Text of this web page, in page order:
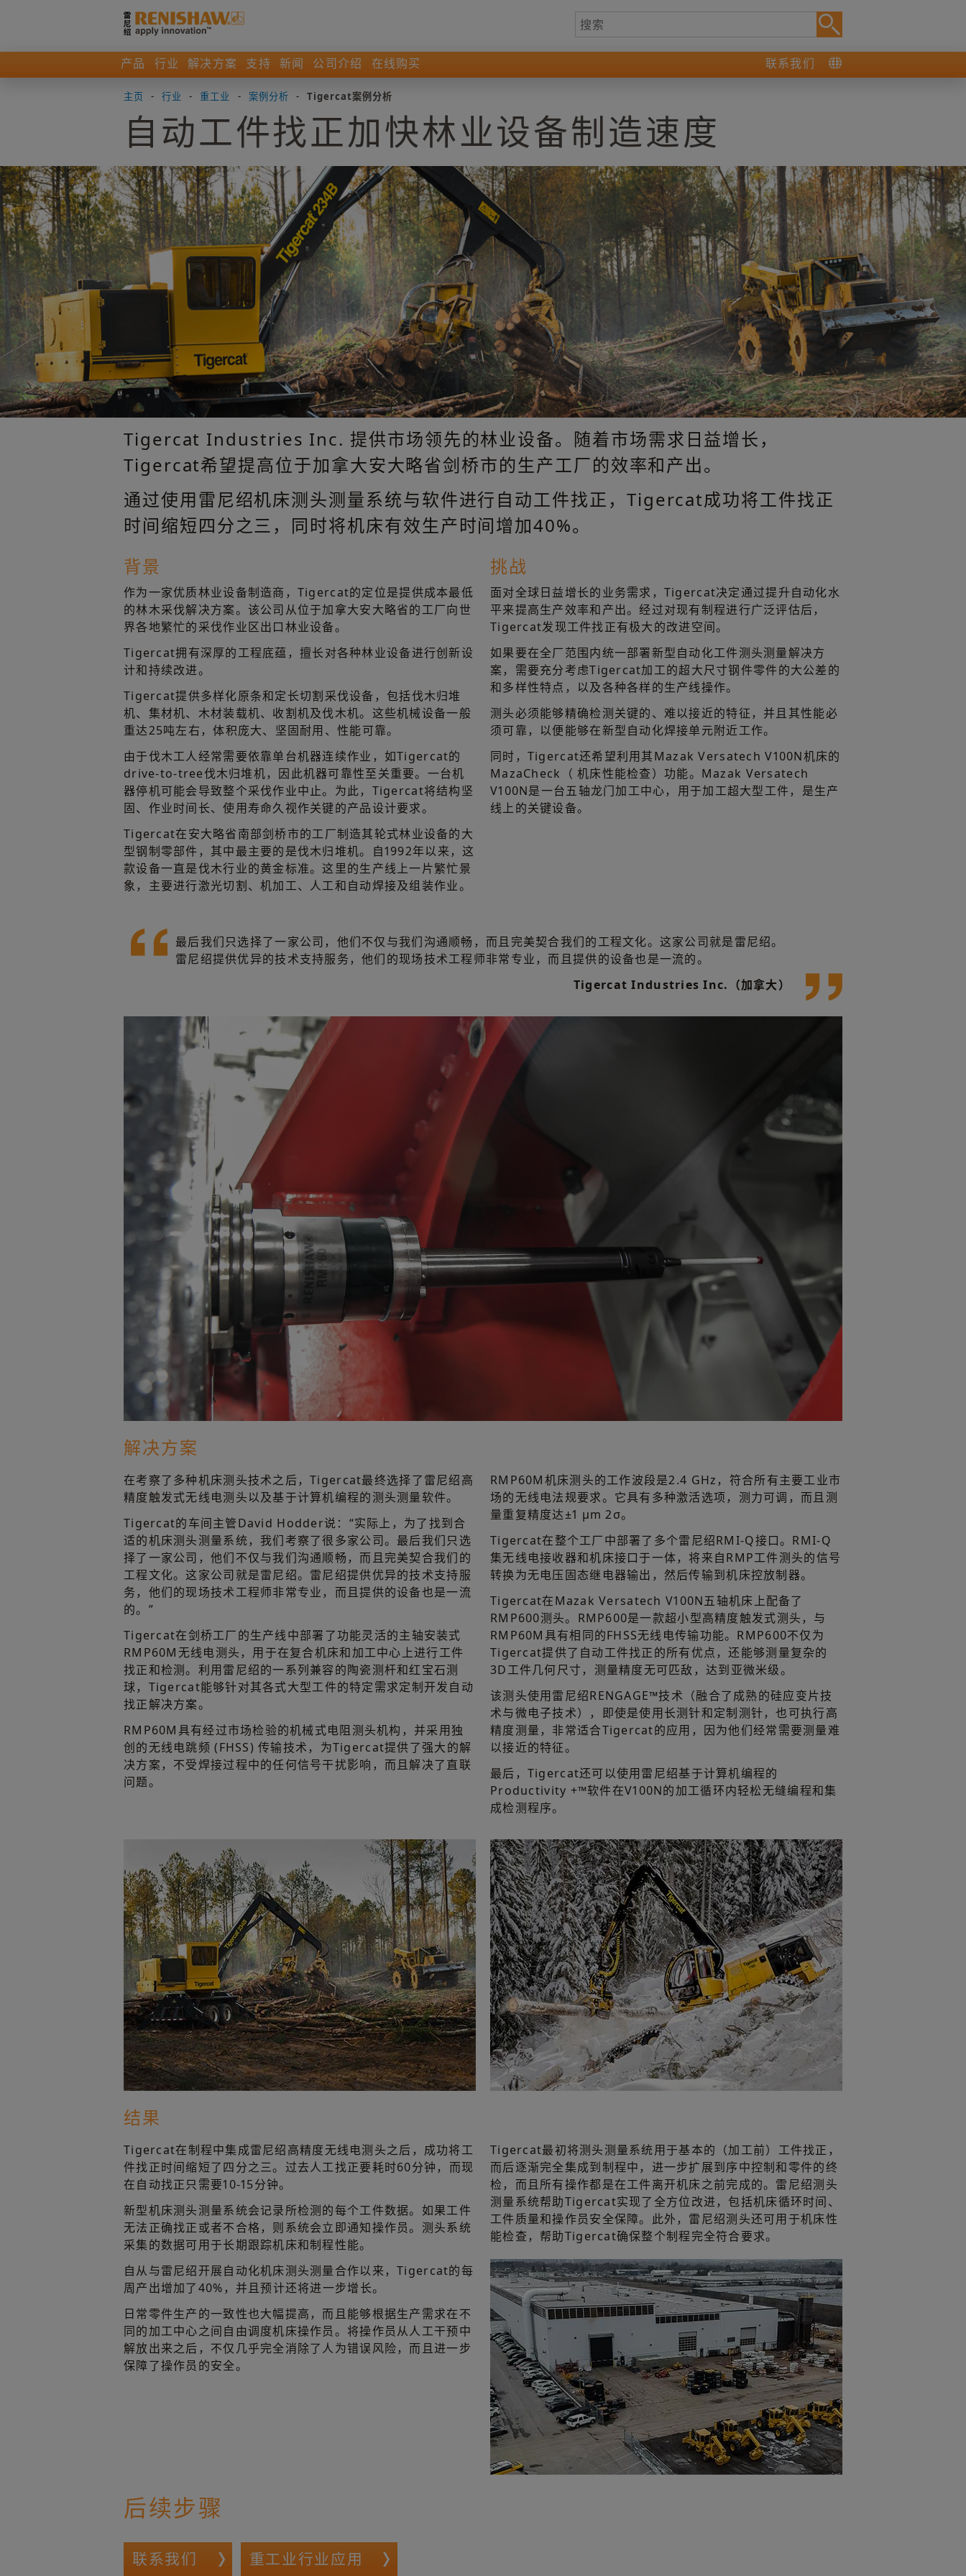
产品 行业 解决方案 支持 新闻 公司介绍 在线购买 联系我们
主页 - 行业 - 重工业 - 案例分析 - Tigercat案例分析
自动工件找正加快林业设备制造速度
Tigercat Industries Inc. 提供市场领先的林业设备。随着市场需求日益增长，
Tigercat希望提高位于加拿大安大略省剑桥市的生产工厂的效率和产出。
通过使用雷尼绍机床测头测量系统与软件进行自动工件找正，Tigercat成功将工件找正
时间缩短四分之三，同时将机床有效生产时间增加40%。
背景
作为一家优质林业设备制造商，Tigercat的定位是提供成本最低
的林木采伐解决方案。该公司从位于加拿大安大略省的工厂向世
界各地繁忙的采伐作业区出口林业设备。
Tigercat拥有深厚的工程底蕴，擅长对各种林业设备进行创新设
计和持续改进。
Tigercat提供多样化原条和定长切割采伐设备，包括伐木归堆
机、集材机、木材装载机、收割机及伐木机。这些机械设备一般
重达25吨左右，体积庞大、坚固耐用、性能可靠。
由于伐木工人经常需要依靠单台机器连续作业，如Tigercat的
drive-to-tree伐木归堆机，因此机器可靠性至关重要。一台机
器停机可能会导致整个采伐作业中止。为此，Tigercat将结构坚
固、作业时间长、使用寿命久视作关键的产品设计要求。
Tigercat在安大略省南部剑桥市的工厂制造其轮式林业设备的大
型钢制零部件，其中最主要的是伐木归堆机。自1992年以来，这
款设备一直是伐木行业的黄金标准。这里的生产线上一片繁忙景
象，主要进行激光切割、机加工、人工和自动焊接及组装作业。
挑战
面对全球日益增长的业务需求，Tigercat决定通过提升自动化水
平来提高生产效率和产出。经过对现有制程进行广泛评估后，
Tigercat发现工件找正有极大的改进空间。
如果要在全厂范围内统一部署新型自动化工件测头测量解决方
案，需要充分考虑Tigercat加工的超大尺寸钢件零件的大公差的
和多样性特点，以及各种各样的生产线操作。
测头必须能够精确检测关键的、难以接近的特征，并且其性能必
须可靠，以便能够在新型自动化焊接单元附近工作。
同时，Tigercat还希望利用其Mazak Versatech V100N机床的
MazaCheck（ 机床性能检查）功能。Mazak Versatech
V100N是一台五轴龙门加工中心，用于加工超大型工件，是生产
线上的关键设备。
最后我们只选择了一家公司，他们不仅与我们沟通顺畅，而且完美契合我们的工程文化。这家公司就是雷尼绍。
雷尼绍提供优异的技术支持服务，他们的现场技术工程师非常专业，而且提供的设备也是一流的。
Tigercat Industries Inc.（加拿大）
解决方案
在考察了多种机床测头技术之后，Tigercat最终选择了雷尼绍高
精度触发式无线电测头以及基于计算机编程的测头测量软件。
Tigercat的车间主管David Hodder说：“实际上，为了找到合
适的机床测头测量系统，我们考察了很多家公司。最后我们只选
择了一家公司，他们不仅与我们沟通顺畅，而且完美契合我们的
工程文化。这家公司就是雷尼绍。雷尼绍提供优异的技术支持服
务，他们的现场技术工程师非常专业，而且提供的设备也是一流
的。”
Tigercat在剑桥工厂的生产线中部署了功能灵活的主轴安装式
RMP60M无线电测头，用于在复合机床和加工中心上进行工件
找正和检测。利用雷尼绍的一系列兼容的陶瓷测杆和红宝石测
球，Tigercat能够针对其各式大型工件的特定需求定制开发自动
找正解决方案。
RMP60M具有经过市场检验的机械式电阻测头机构，并采用独
创的无线电跳频 (FHSS) 传输技术，为Tigercat提供了强大的解
决方案，不受焊接过程中的任何信号干扰影响，而且解决了直联
问题。
RMP60M机床测头的工作波段是2.4 GHz，符合所有主要工业市
场的无线电法规要求。它具有多种激活选项，测力可调，而且测
量重复精度达±1 μm 2σ。
Tigercat在整个工厂中部署了多个雷尼绍RMI-Q接口。RMI-Q
集无线电接收器和机床接口于一体，将来自RMP工件测头的信号
转换为无电压固态继电器输出，然后传输到机床控放制器。
Tigercat在Mazak Versatech V100N五轴机床上配备了
RMP600测头。RMP600是一款超小型高精度触发式测头，与
RMP60M具有相同的FHSS无线电传输功能。RMP600不仅为
Tigercat提供了自动工件找正的所有优点，还能够测量复杂的
3D工件几何尺寸，测量精度无可匹敌，达到亚微米级。
该测头使用雷尼绍RENGAGE™技术（融合了成熟的硅应变片技
术与微电子技术），即使是使用长测针和定制测针，也可执行高
精度测量，非常适合Tigercat的应用，因为他们经常需要测量难
以接近的特征。
最后，Tigercat还可以使用雷尼绍基于计算机编程的
Productivity +™软件在V100N的加工循环内轻松无缝编程和集
成检测程序。
结果
Tigercat在制程中集成雷尼绍高精度无线电测头之后，成功将工
件找正时间缩短了四分之三。过去人工找正要耗时60分钟，而现
在自动找正只需要10-15分钟。
新型机床测头测量系统会记录所检测的每个工件数据。如果工件
无法正确找正或者不合格，则系统会立即通知操作员。测头系统
采集的数据可用于长期跟踪机床和制程性能。
自从与雷尼绍开展自动化机床测头测量合作以来，Tigercat的每
周产出增加了40%，并且预计还将进一步增长。
日常零件生产的一致性也大幅提高，而且能够根据生产需求在不
同的加工中心之间自由调度机床操作员。将操作员从人工干预中
解放出来之后，不仅几乎完全消除了人为错误风险，而且进一步
保障了操作员的安全。
Tigercat最初将测头测量系统用于基本的（加工前）工件找正，
而后逐渐完全集成到制程中，进一步扩展到序中控制和零件的终
检，而且所有操作都是在工件离开机床之前完成的。雷尼绍测头
测量系统帮助Tigercat实现了全方位改进，包括机床循环时间、
工件质量和操作员安全保障。此外，雷尼绍测头还可用于机床性
能检查，帮助Tigercat确保整个制程完全符合要求。
后续步骤
联系我们 重工业行业应用